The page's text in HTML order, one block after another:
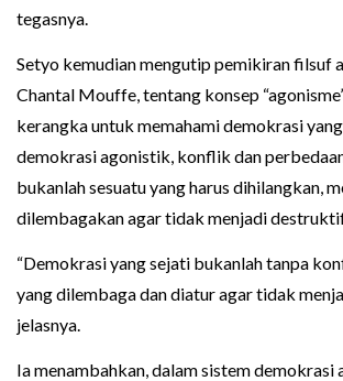
tegasnya.
Setyo kemudian mengutip pemikiran filsuf
Chantal Mouffe, tentang konsep
kerangka untuk memahami demokrasi
demokrasi agonistik, konflik dan
bukanlah sesuatu yang harus dihilangkan,
dilembagakan agar tidak menjadi
“Demokrasi yang sejati bukanlah tanpa
yang dilembaga dan diatur agar tidak
jelasnya.
Ia menambahkan, dalam sistem demokrasi